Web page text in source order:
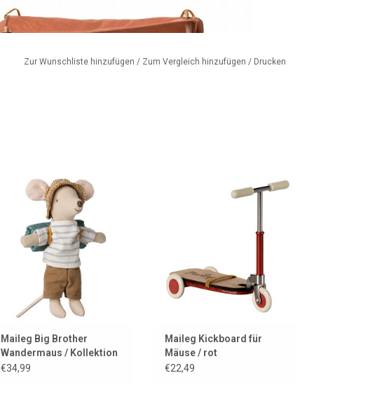
Zur Wunschliste hinzufügen / Zum Vergleich hinzufügen / Drucken
Diese Wandermaus von Maileg
liebt lange Spaziergänge und die
Natur und hat deshalb ihren
Schlafsack dabei! Die Maus hat
außerdem Magnete in den
Händen.
ZUM WARENKORB HINZUFÜGEN
Maileg Big Brother
Wandermaus / Kollektion
2025
€34,99
Ein Trittbrett für die Maileg-
Mäuse
Maileg Kickboard für
Mäuse / rot
€22,49